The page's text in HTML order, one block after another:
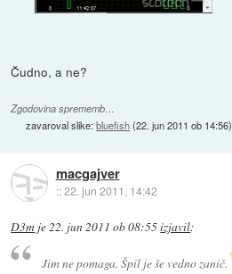
Čudno, a ne?
Zgodovina sprememb…
zavaroval slike:bluefish(22. jun 2011 ob 14:56)
macgajver
::22. jun 2011, 14:42
D3m je22. jun 2011 ob 08:55izjavil:
Jim ne pomaga. Špil je še vedno zanič.